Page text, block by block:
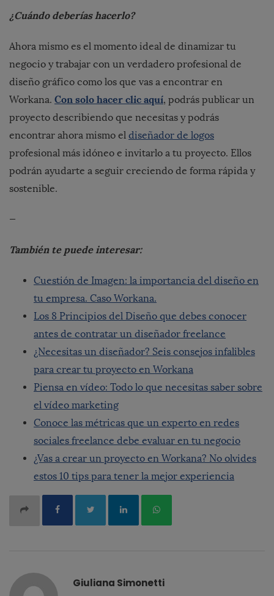
¿Cuándo deberías hacerlo?
Ahora mismo es el momento ideal de dinamizar tu
negocio y trabajar con un verdadero profesional de
diseño gráfico como los que vas a encontrar en
Workana. Con solo hacer clic aquí, podrás publicar un
proyecto describiendo que necesitas y podrás
encontrar ahora mismo el diseñador de logos
profesional más idóneo e invitarlo a tu proyecto. Ellos
podrán ayudarte a seguir creciendo de forma rápida y
sostenible.
—
También te puede interesar:
Cuestión de Imagen: la importancia del diseño en
tu empresa. Caso Workana.
Los 8 Principios del Diseño que debes conocer
antes de contratar un diseñador freelance
¿Necesitas un diseñador? Seis consejos infalibles
para crear tu proyecto en Workana
Piensa en vídeo: Todo lo que necesitas saber sobre
el vídeo marketing
Conoce las métricas que un experto en redes
sociales freelance debe evaluar en tu negocio
¿Vas a crear un proyecto en Workana? No olvides
estos 10 tips para tener la mejor experiencia
Giuliana Simonetti